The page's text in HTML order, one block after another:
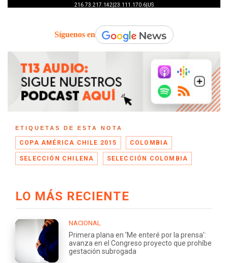
Síguenos en
ETIQUETAS DE ESTA NOTA
COPA AMÉRICA CHILE 2015 COLOMBIA
SELECCIÓN CHILENA SELECCIÓN COLOMBIA
LO MÁS RECIENTE
NACIONAL
Primera plana en 'Me enteré por la prensa':
avanza en el Congreso proyecto que prohíbe
gestación subrogada